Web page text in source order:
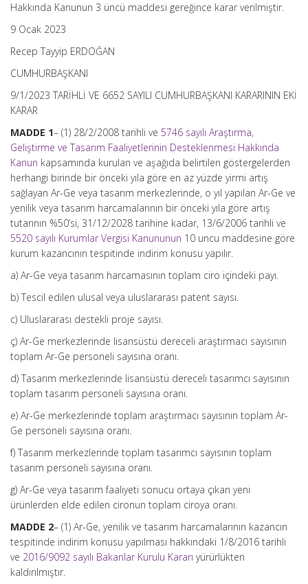
Hakkında Kanunun 3 üncü maddesi gereğince karar verilmiştir.
9 Ocak 2023
Recep Tayyip ERDOĞAN
CUMHURBAŞKANI
9/1/2023 TARİHLİ VE 6652 SAYILI CUMHURBAŞKANI KARARININ EKİ
KARAR
MADDE 1– (1) 28/2/2008 tarihli ve 5746 sayılı Araştırma,
Geliştirme ve Tasarım Faaliyetlerinin Desteklenmesi Hakkında
Kanun kapsamında kurulan ve aşağıda belirtilen göstergelerden
herhangi birinde bir önceki yıla göre en az yüzde yirmi artış
sağlayan Ar-Ge veya tasarım merkezlerinde, o yıl yapılan Ar-Ge ve
yenilik veya tasarım harcamalarının bir önceki yıla göre artış
tutarının %50’si, 31/12/2028 tarihine kadar, 13/6/2006 tarihli ve
5520 sayılı Kurumlar Vergisi Kanununun 10 uncu maddesine göre
kurum kazancının tespitinde indirim konusu yapılır.
a) Ar-Ge veya tasarım harcamasının toplam ciro içindeki payı.
b) Tescil edilen ulusal veya uluslararası patent sayısı.
c) Uluslararası destekli proje sayısı.
ç) Ar-Ge merkezlerinde lisansüstü dereceli araştırmacı sayısının
toplam Ar-Ge personeli sayısına oranı.
d) Tasarım merkezlerinde lisansüstü dereceli tasarımcı sayısının
toplam tasarım personeli sayısına oranı.
e) Ar-Ge merkezlerinde toplam araştırmacı sayısının toplam Ar-
Ge personeli sayısına oranı.
f) Tasarım merkezlerinde toplam tasarımcı sayısının toplam
tasarım personeli sayısına oranı.
g) Ar-Ge veya tasarım faaliyeti sonucu ortaya çıkan yeni
ürünlerden elde edilen cironun toplam ciroya oranı.
MADDE 2– (1) Ar-Ge, yenilik ve tasarım harcamalarının kazancın
tespitinde indirim konusu yapılması hakkındaki 1/8/2016 tarihli
ve 2016/9092 sayılı Bakanlar Kurulu Kararı yürürlükten
kaldırılmıştır.